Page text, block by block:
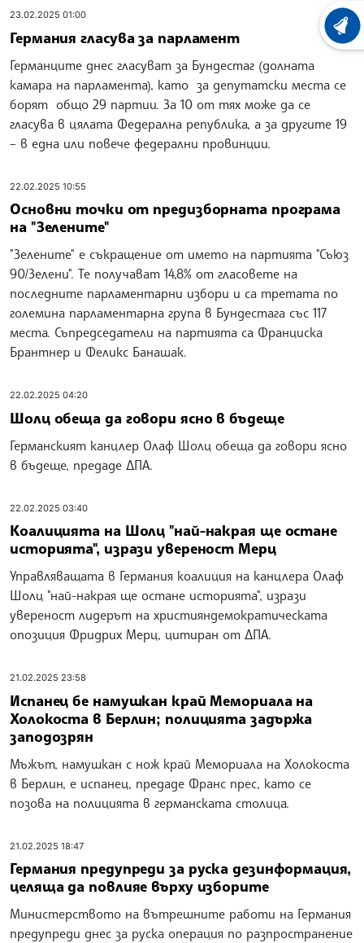
23.02.2025 01:00
Германия гласува за парламент
Германците днес гласуват за Бундестаг (долната
камара на парламента), като за депутатски места се
борят общо 29 партии. За 10 от тях може да се
гласува в цялата Федерална република, а за другите 19
– в една или повече федерални провинции.
22.02.2025 10:55
Основни точки от предизборната програма
на "Зелените"
"Зелените" е съкращение от името на партията "Съюз
90/Зелени". Те получават 14,8% от гласовете на
последните парламентарни избори и са третата по
големина парламентарна група в Бундестага със 117
места. Съпредседатели на партията са Франциска
Брантнер и Феликс Банашак.
22.02.2025 04:20
Шолц обеща да говори ясно в бъдеще
Германският канцлер Олаф Шолц обеща да говори ясно
в бъдеще, предаде ДПА.
22.02.2025 03:40
Коалицията на Шолц "най-накрая ще остане
историята", изрази увереност Мерц
Управляващата в Германия коалиция на канцлера Олаф
Шолц "най-накрая ще остане историята", изрази
увереност лидерът на християндемократическата
опозиция Фридрих Мерц, цитиран от ДПА.
21.02.2025 23:58
Испанец бе намушкан край Мемориала на
Холокоста в Берлин; полицията задържа
заподозрян
Мъжът, намушкан с нож край Мемориала на Холокоста
в Берлин, е испанец, предаде Франс прес, като се
позова на полицията в германската столица.
21.02.2025 18:47
Германия предупреди за руска дезинформация,
целяща да повлияе върху изборите
Министерството на вътрешните работи на Германия
предупреди днес за руска операция по разпространение